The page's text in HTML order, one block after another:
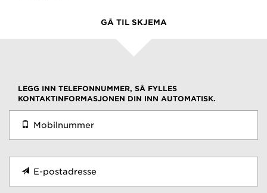
GÅ TIL SKJEMA
LEGG INN TELEFONNUMMER, SÅ FYLLES
KONTAKTINFORMASJONEN DIN INN AUTOMATISK.